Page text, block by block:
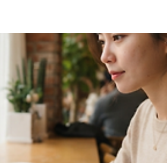
담을 크게 줄일 수 있어요.1. 항암치료 비용을 결정
판정을 받았을 때 병원 로비에서 수납 안내문을
어요. 통장 잔고를 계산하느라 식은땀이 흘렀던 그
비는 단순하게 약값 하나만 나오는 게 아니에요. 입